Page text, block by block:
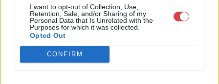
I want to opt-out of Collection, Use,
Retention, Sale, and/or Sharing of my
Personal Data that Is Unrelated with the
Purposes for which it was collected.
Opted Out
CONFIRM
és megszületett a Mike Portobello Aukciósház. 2022-től saját
oldalunkon bonyolítjuk árverésünket. www.aukcio.net
GALÉRIA TOVÁBBI MŰTÁRGYAI